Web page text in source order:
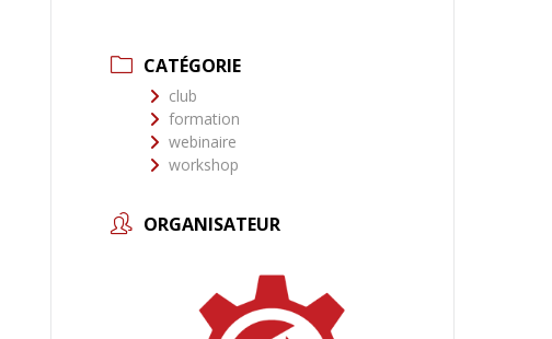
CATÉGORIE
club
formation
webinaire
workshop
ORGANISATEUR